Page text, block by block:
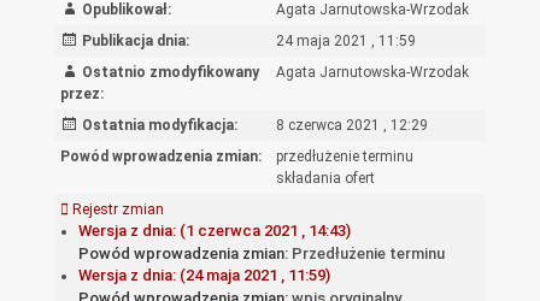
Opublikował:
Agata Jarnutowska-Wrzodak
Publikacja dnia:
24 maja 2021 , 11:59
Ostatnio zmodyfikowany
przez:
Agata Jarnutowska-Wrzodak
Ostatnia modyfikacja:
8 czerwca 2021 , 12:29
Powód wprowadzenia zmian:
przedłużenie terminu
składania ofert
Rejestr zmian
Wersja z dnia: (1 czerwca 2021 , 14:43)
Powód wprowadzenia zmian: Przedłużenie terminu
Wersja z dnia: (24 maja 2021 , 11:59)